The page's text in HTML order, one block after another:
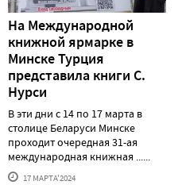
На Международной
книжной ярмарке в
Минске Турция
представила книги С.
Нурси
В эти дни с 14 по 17 марта в
столице Беларуси Минске
проходит очередная 31-ая
международная книжная ......
17 МАРТА'2024